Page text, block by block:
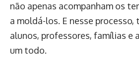
não apenas acompanham os
a moldá-los. E nesse processo,
alunos, professores, famílias e
um todo.